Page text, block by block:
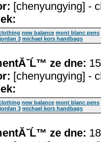
[chenyungying] -
new balance mont blanc pens
jordan 3 michael kors handbags
ze dne:
[chenyungying] -
new balance mont blanc pens
jordan 3 michael kors handbags
ze dne: